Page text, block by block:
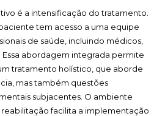
é a intensificação do tratamento.
tem acesso a uma equipe
de saúde, incluindo médicos,
abordagem integrada permite
tratamento holístico, que aborde
mas também questões
subjacentes. O ambiente
facilita a implementação